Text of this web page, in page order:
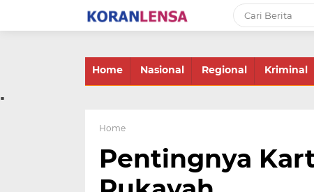
Home Nasional Regional Kriminal
.
Home
Pentingnya